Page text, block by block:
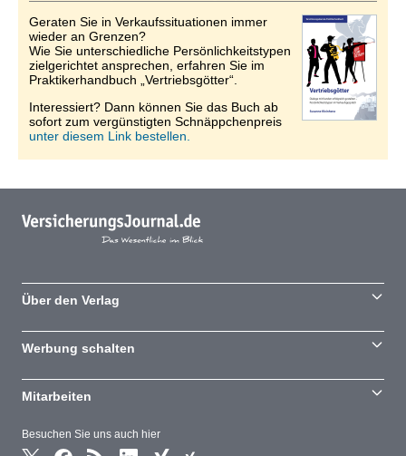
Geraten Sie in Verkaufssituationen immer
wieder an Grenzen?
Wie Sie unterschiedliche Persönlichkeitstypen
zielgerichtet ansprechen, erfahren Sie im
Praktikerhandbuch „Vertriebsgötter“.
Interessiert? Dann können Sie das Buch ab
sofort zum vergünstigten Schnäppchenpreis
unter diesem Link bestellen.
Besuchen Sie uns auch hier
Über den Verlag
Werbung schalten
Mitarbeiten